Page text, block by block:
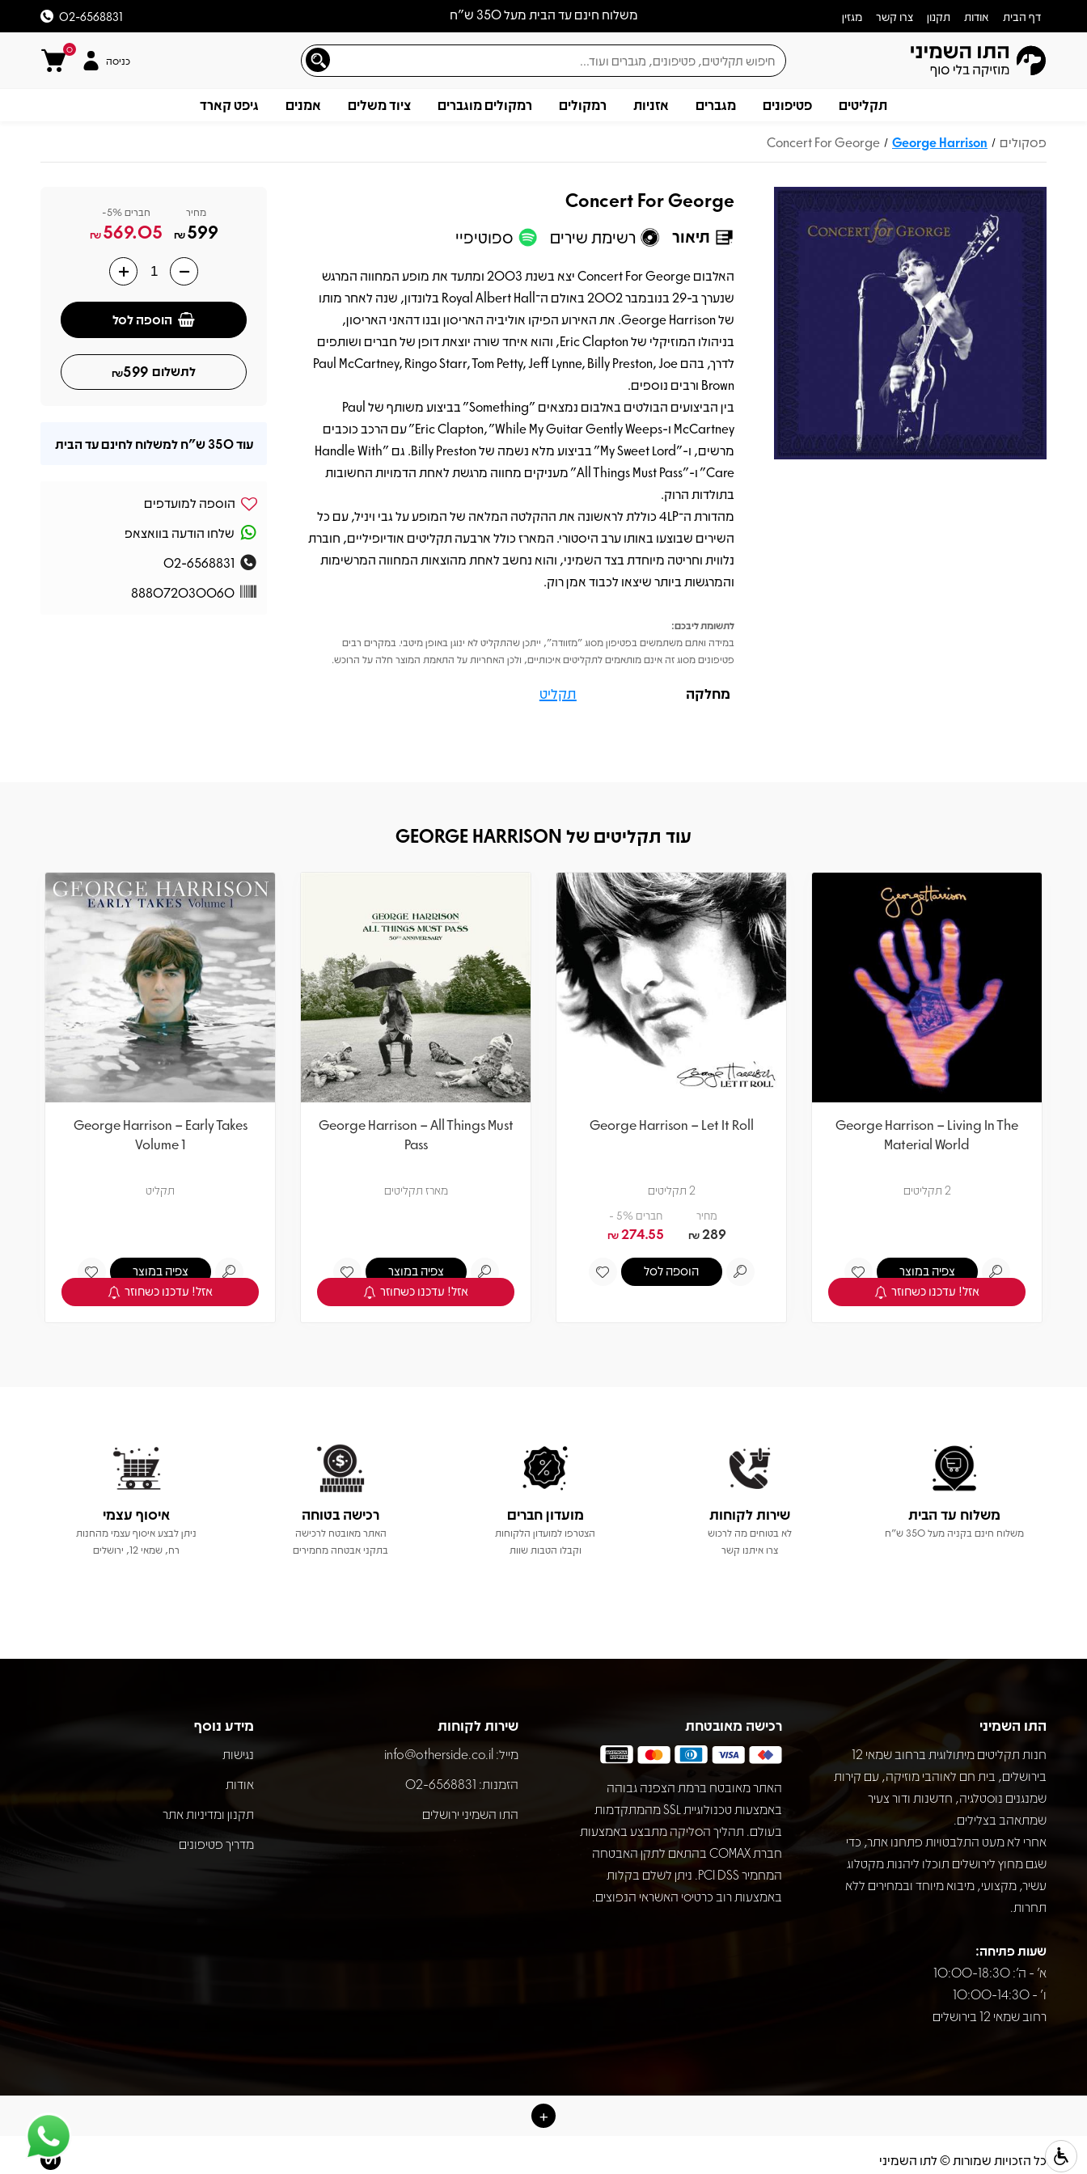
משלוח חינם עד הבית מעל 350 ש״ח דף הבית אודות תקנון צרו קשר מגזין 02-6568831
0
כניסה
תקליטים פטיפונים מגברים אזניות רמקולים רמקולים מוגברים ציוד משלים אמנים גיפט קארד
פסקולים /
George Harrison
/
Concert For George
Concert For George
תיאור רשימת שירים ספוטיפיי
תיאור
האלבום Concert For George יצא בשנת 2003 ומתעד את מופע המחווה המרגש
שנערך ב-29 בנובמבר 2002 באולם ה־Royal Albert Hall בלונדון, שנה לאחר מותו
של George Harrison. את האירוע הפיקו אוליביה האריסון ובנו דהאני האריסון,
בניהולו המוזיקלי של Eric Clapton, והוא איחד שורה יוצאת דופן של חברים ושותפים
לדרך, בהם Paul McCartney, Ringo Starr, Tom Petty, Jeff Lynne, Billy Preston, Joe
Brown ורבים נוספים.
בין הביצועים הבולטים באלבום נמצאים "Something" בביצוע משותף של Paul
McCartney ו-Eric Clapton, "While My Guitar Gently Weeps" עם הרכב כוכבים
מרשים, ו-"My Sweet Lord" בביצוע מלא נשמה של Billy Preston. גם "Handle With
Care" ו-"All Things Must Pass" מעניקים מחווה מרגשת לאחת הדמויות החשובות
בתולדות הרוק.
מהדורת ה־4LP כוללת לראשונה את ההקלטה המלאה של המופע על גבי ויניל, עם כל
השירים שבוצעו באותו ערב היסטורי. המארז כולל ארבעה תקליטים אודיופיליים, חוברת
נלווית וחריטה מיוחדת בצד השמיני, והוא נחשב לאחת מהוצאות המחווה המרשימות
והמרגשות ביותר שיצאו לכבוד אמן רוק.
לתשומת ליבכם:
במידה ואתם משתמשים בפטיפון מסוג "מזוודה", ייתכן שהתקליט לא ינוגן באופן מיטבי. במקרים רבים
פטיפונים מסוג זה אינם מותאמים לתקליטים איכותיים, ולכן האחריות על התאמת המוצר חלה על הרוכש.
מחלקה תקליט
מחיר
599
₪
חברים 5%-
569.05
₪
הוספה לסל
לתשלום 599
₪
עוד350 ש"ח למשלוח לחינם עד הבית
הוספה למועדפים
שלחו הודעה בוואצאפ
02-6568831
888072030060
עוד תקליטים של GEORGE HARRISON
George Harrison – Living In The
Material World
2 תקליטים
צפיה במוצר
אזל! עדכנו כשחוזר
George Harrison – Let It Roll
2 תקליטים
מחיר
289
₪
חברים 5% -
274.55
₪
הוספה לסל
George Harrison – All Things Must
Pass
מארז תקליטים
צפיה במוצר
אזל! עדכנו כשחוזר
George Harrison – Early Takes
Volume 1
תקליט
צפיה במוצר
אזל! עדכנו כשחוזר
משלוח עד הבית
משלוח חינם בקניה מעל 350 ש"ח
שירות לקוחות
לא בטוחים מה לרכוש
צרו איתנו קשר
מועדון חברים
הצטרפו למועדון הלקוחות
וקבלו הטבות שוות
רכישה בטוחה
האתר מאובטח לרכישה
בתקני אבטחה מחמירים
איסוף עצמי
ניתן לבצע איסוף עצמי מהחנות
רח, שמאי 12, ירושלים
התו השמיני
חנות תקליטים מיתולוגית ברחוב שמאי 12
בירושלים, בית חם לאוהבי מוזיקה, עם קירות
שמנגנים נוסטלגיה, חדשנות ודור צעיר
שמתאהב בצלילים.
אחרי לא מעט התלבטויות פתחנו אתר, כדי
שגם מחוץ לירושלים תוכלו ליהנות מקטלוג
עשיר, מקצועי, מיבוא מיוחד ובמחירים ללא
תחרות.
שעות פתיחה:
א' - ה': 10:00-18:30
ו' - 10:00-14:30
רחוב שמאי 12 בירושלים
רכישה מאובטחת
האתר מאובטח ברמת הצפנה גבוהה
באמצעות טכנולוגיית SSL מהמתקדמות
בעולם. תהליך הסליקה מתבצע באמצעות
חברת COMAX בהתאם לתקן האבטחה
המחמיר PCI DSS. ניתן לשלם בקלות
באמצעות רוב כרטיסי האשראי הנפוצים.
שירות לקוחות
מייל: info@otherside.co.il
הזמנות: 02-6568831
התו השמיני ירושלים
מידע נוסף
נגישות
אודות
תקנון ומדיניות אתר
מדריך פטיפונים
כל הזכויות שמורות © לתו השמיני